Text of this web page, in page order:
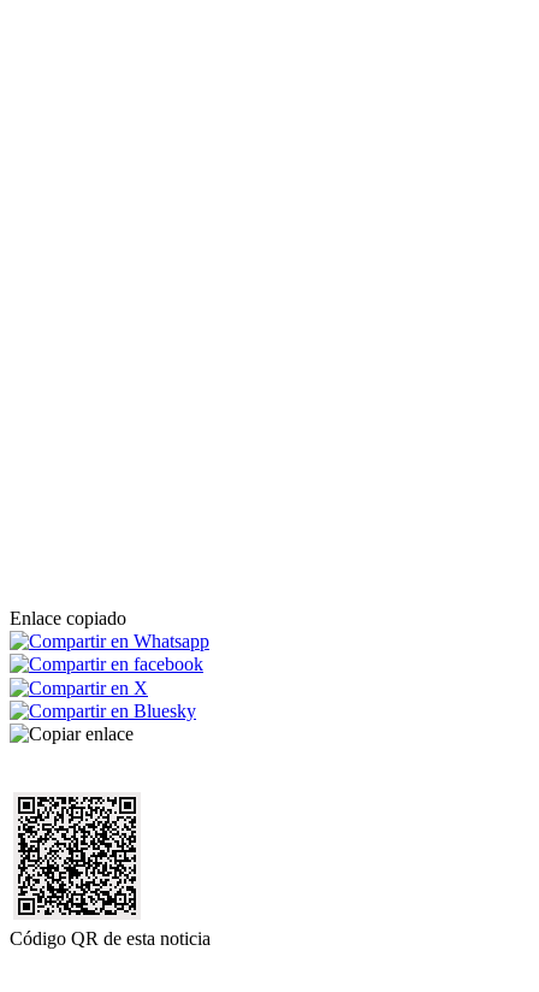
Enlace copiado
Código QR de esta noticia